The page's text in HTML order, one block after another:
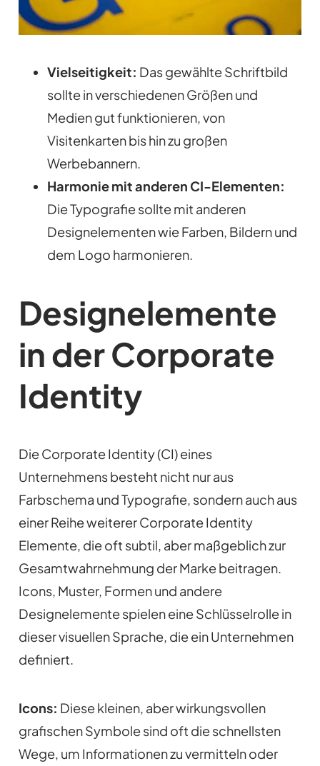
Vielseitigkeit: Das gewählte Schriftbild
sollte in verschiedenen Größen und
Medien gut funktionieren, von
Visitenkarten bis hin zu großen
Werbebannern.
Harmonie mit anderen CI-Elementen:
Die Typografie sollte mit anderen
Designelementen wie Farben, Bildern und
dem Logo harmonieren.
Designelemente
in der Corporate
Identity
Die Corporate Identity (CI) eines
Unternehmens besteht nicht nur aus
Farbschema und Typografie, sondern auch aus
einer Reihe weiterer Corporate Identity
Elemente, die oft subtil, aber maßgeblich zur
Gesamtwahrnehmung der Marke beitragen.
Icons, Muster, Formen und andere
Designelemente spielen eine Schlüsselrolle in
dieser visuellen Sprache, die ein Unternehmen
definiert.
Icons: Diese kleinen, aber wirkungsvollen
grafischen Symbole sind oft die schnellsten
Wege, um Informationen zu vermitteln oder